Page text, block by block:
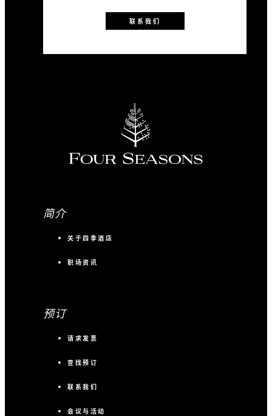
联系我们
简介
关于四季酒店
职场资讯
预订
请求发票
查找预订
联系我们
会议与活动